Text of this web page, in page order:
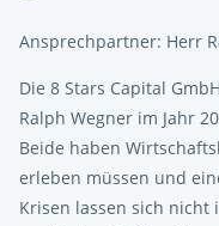
Ansprechpartner: Herr
Die 8 Stars Capital
Ralph Wegner im Jahr
Beide haben
erleben müssen und
Krisen lassen sich